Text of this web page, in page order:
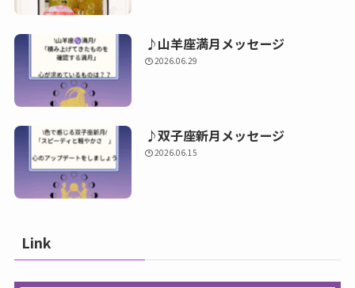
♪山羊座満月メッセージ
2026.06.29
♪双子座新月メッセージ
2026.06.15
Link